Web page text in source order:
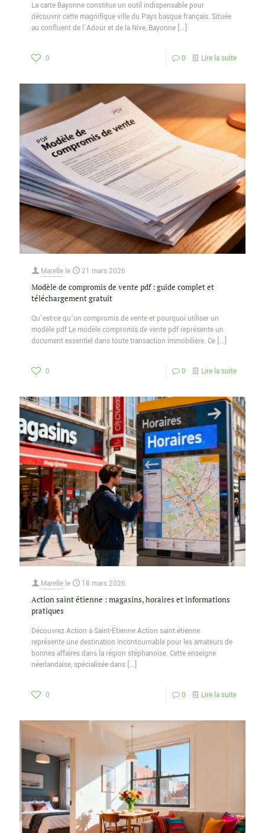
La carte Bayonne constitue un outil indispensable pour
découvrir cette magnifique ville du Pays basque français. Située
au confluent de l’Adour et de la Nive, Bayonne […]
0 0 Lire la suite
Marelle le 21 mars 2026
Modèle de compromis de vente pdf : guide complet et
téléchargement gratuit
Qu’est-ce qu’un compromis de vente et pourquoi utiliser un
modèle pdf Le modèle compromis de vente pdf représente un
document essentiel dans toute transaction immobilière. Ce […]
0 0 Lire la suite
Marelle le 18 mars 2026
Action saint étienne : magasins, horaires et informations
pratiques
Découvrez Action à Saint-Étienne Action saint étienne
représente une destination incontournable pour les amateurs de
bonnes affaires dans la région stéphanoise. Cette enseigne
néerlandaise, spécialisée dans […]
0 0 Lire la suite